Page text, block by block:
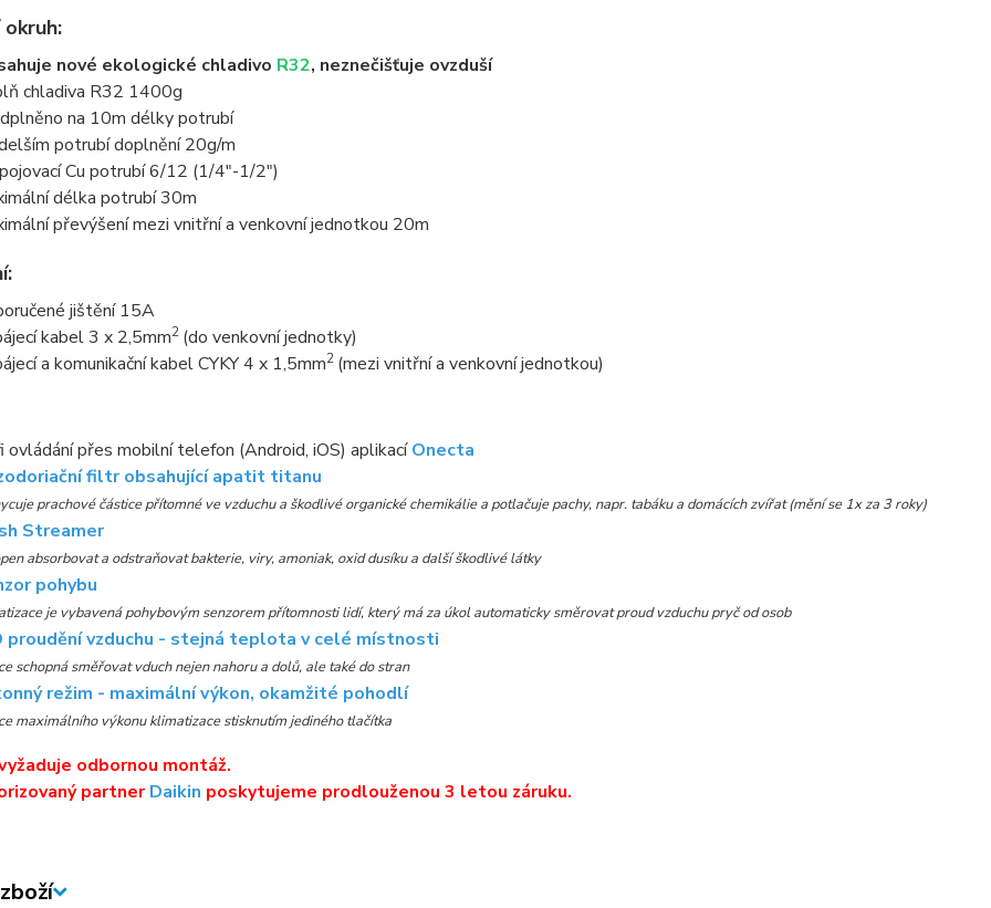
okruh:
nové ekologické chladivo R32, neznečišťuje ovzduší
chladiva R32 1400g
na 10m délky potrubí
potrubí doplnění 20g/m
Cu potrubí 6/12 (1/4"-1/2")
délka potrubí 30m
převýšení mezi vnitřní a venkovní jednotkou 20m
jištění 15A
kabel 3 x 2,5mm2 (do venkovní jednotky)
a komunikační kabel CYKY 4 x 1,5mm2 (mezi vnitřní a venkovní jednotkou)
ovládání přes mobilní telefon (Android, iOS) aplikacíOnecta
filtr obsahující apatit titanu
prachové částice přítomné ve vzduchu a škodlivé organické chemikálie a potlačuje pachy, napr. tabáku a domácích zvířat (mění se 1x za 3 roky)
Streamer
absorbovat a odstraňovat bakterie, viry, amoniak, oxid dusíku a další škodlivé látky
pohybu
je vybavená pohybovým senzorem přítomnosti lidí, který má za úkol automaticky směrovat proud vzduchu pryč od osob
proudění vzduchu - stejná teplota v celé místnosti
schopná směřovat vduch nejen nahoru a dolů, ale také do stran
režim - maximální výkon, okamžité pohodlí
maximálního výkonu klimatizace stisknutím jediného tlačítka
odbornou montáž.
partnerDaikin poskytujeme prodlouženou 3 letou záruku.